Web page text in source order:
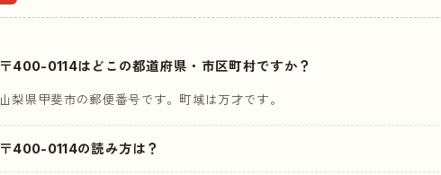
〒400-0114はどこの都道府県・市区町村ですか？
山梨県甲斐市の郵便番号です。町域は万才です。
〒400-0114の読み方は？